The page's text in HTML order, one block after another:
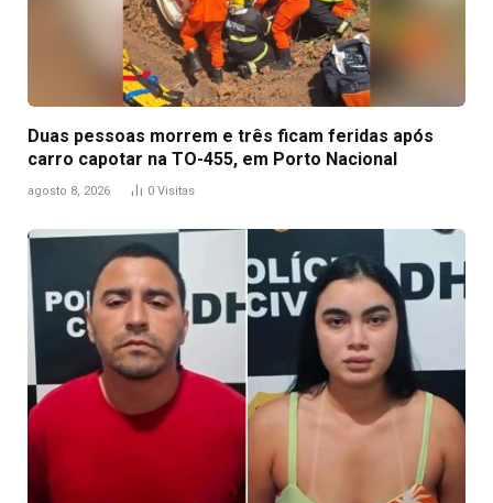
Duas pessoas morrem e três ficam feridas após
carro capotar na TO-455, em Porto Nacional
agosto 8, 2026 0 Visitas